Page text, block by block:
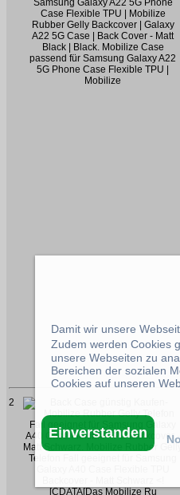
2
Damit wir unsere
Zudem werden Cookies
unsere Webseiten zu
Bereichen der sozialen
Cookies auf unseren
Einverstanden